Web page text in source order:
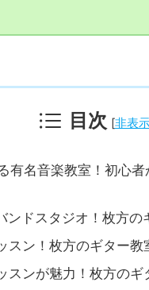
目次 [非表
有名音楽教室！初心
ンドスタジオ！枚方の
スン！枚方のギター
スンが魅力！枚方のギ